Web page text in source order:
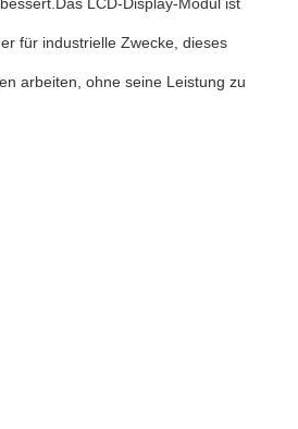
für industrielle Zwecke, dieses
arbeiten, ohne seine Leistung zu